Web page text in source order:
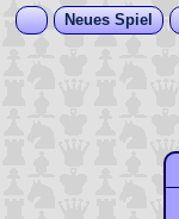
Neues Spiel